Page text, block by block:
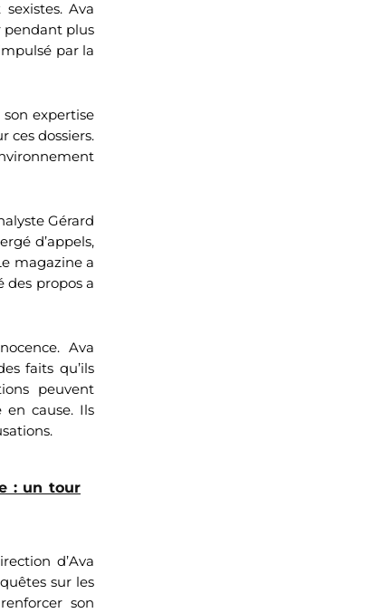
Ava
pendant plus
par la
expertise
ces dossiers.
Gérard
d’appels,
magazine a
des propos a
Ava
faits qu’ils
peuvent
en cause. Ils
: un tour
d’Ava
sur les
son